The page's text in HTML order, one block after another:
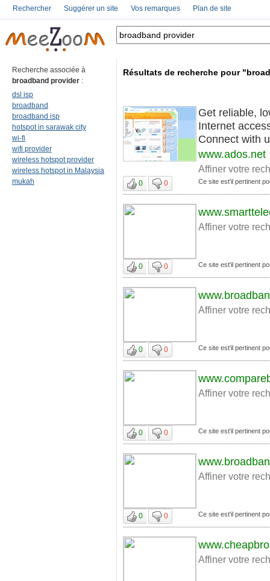
Rechercher Suggérer un site Vos remarques Plan de site
Recherche associée à
broadband provider :
dsl isp
broadband
broadband isp
hotspot in sarawak city
wi-fi
wifi provider
wireless hotspot provider
wireless hotspot in Malaysia
mukah
Résultats de recherche pour
Get reliable,
Internet
Connect with
www.ados.net
Affiner votre
0 0 Ce site est'il pertinent
Affiner votre
0 0 Ce site est'il pertinent
Affiner votre
0 0 Ce site est'il pertinent
Affiner votre
0 0 Ce site est'il pertinent
Affiner votre
0 0 Ce site est'il pertinent
Affiner votre